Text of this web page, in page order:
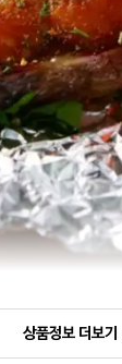
상품정보 더보기